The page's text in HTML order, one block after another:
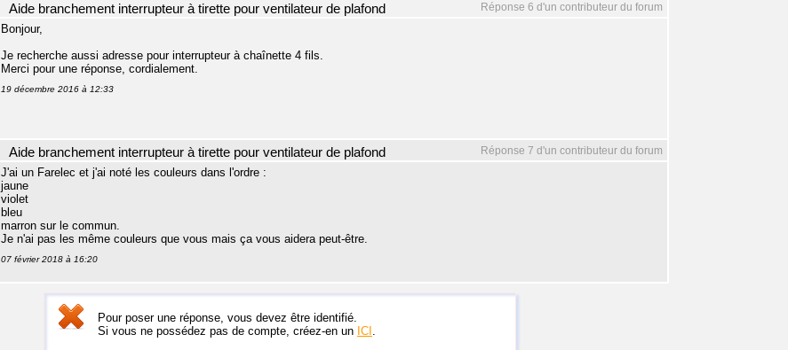
Réponse 6 d'un contributeur du forum
Aide branchement interrupteur à tirette pour ventilateur de plafond
Bonjour,
Je recherche aussi adresse pour interrupteur à chaînette 4 fils.
Merci pour une réponse, cordialement.
19 décembre 2016 à 12:33
Réponse 7 d'un contributeur du forum
Aide branchement interrupteur à tirette pour ventilateur de plafond
J'ai un Farelec et j'ai noté les couleurs dans l'ordre :
jaune
violet
bleu
marron sur le commun.
Je n'ai pas les même couleurs que vous mais ça vous aidera peut-être.
07 février 2018 à 16:20
Pour poser une réponse, vous devez être identifié.
Si vous ne possédez pas de compte, créez-en un ICI .